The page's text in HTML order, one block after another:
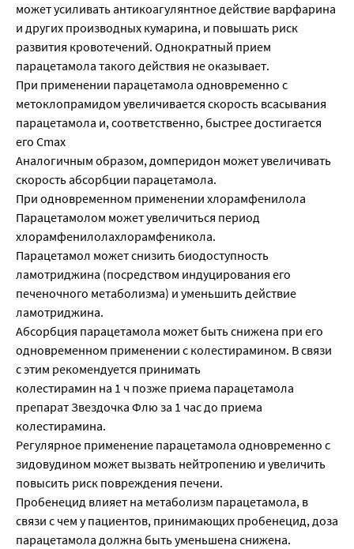
может усиливать антикоагулянтное действие варфарина
и других производных кумарина, и повышать риск
развития кровотечений. Однократный прием
парацетамола такого действия не оказывает.
При применении парацетамола одновременно с
метоклопрамидом увеличивается скорость всасывания
парацетамола и, соответственно, быстрее достигается
его Cmax
Аналогичным образом, домперидон может увеличивать
скорость абсорбции парацетамола.
При одновременном применении хлорамфенилола
Парацетамолом может увеличиться период
хлорамфенилолахлорамфеникола.
Парацетамол может снизить биодоступность
ламотриджина (посредством индуцирования его
печеночного метаболизма) и уменьшить действие
ламотриджина.
Абсорбция парацетамола может быть снижена при его
одновременном применении с колестирамином. В связи
с этим рекомендуется принимать
колестирамин на 1 ч позже приема парацетамола
препарат Звездочка Флю за 1 час до приема
колестирамина.
Регулярное применение парацетамола одновременно с
зидовудином может вызвать нейтропению и увеличить
повысить риск повреждения печени.
Пробенецид влияет на метаболизм парацетамола, в
связи с чем у пациентов, принимающих пробенецид, доза
парацетамола должна быть уменьшена снижена.